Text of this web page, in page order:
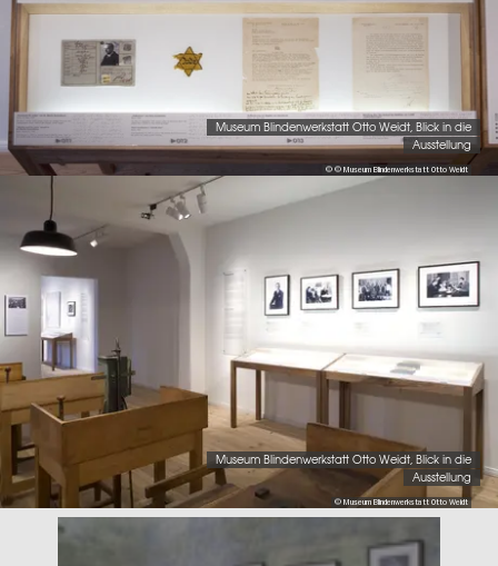
© © Museum Blindenwerkstatt Otto Weidt
Museum Blindenwerkstatt Otto Weidt, Blick in die
Ausstellung
© Museum Blindenwerkstatt Otto Weidt
Museum Blindenwerkstatt Otto Weidt, Blick in die
Ausstellung